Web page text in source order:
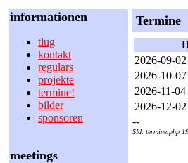
informationen
tlug
kontakt
regulars
projekte
termine!
bilder
sponsoren
meetings
Termine
2026-09-
2026-10-
2026-11-
2026-12-
--
$Id: termine.php